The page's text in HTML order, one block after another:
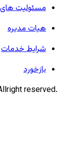
مسئولیت
هیات مدیره
شرایط خدمات
بازخورد
reserved.